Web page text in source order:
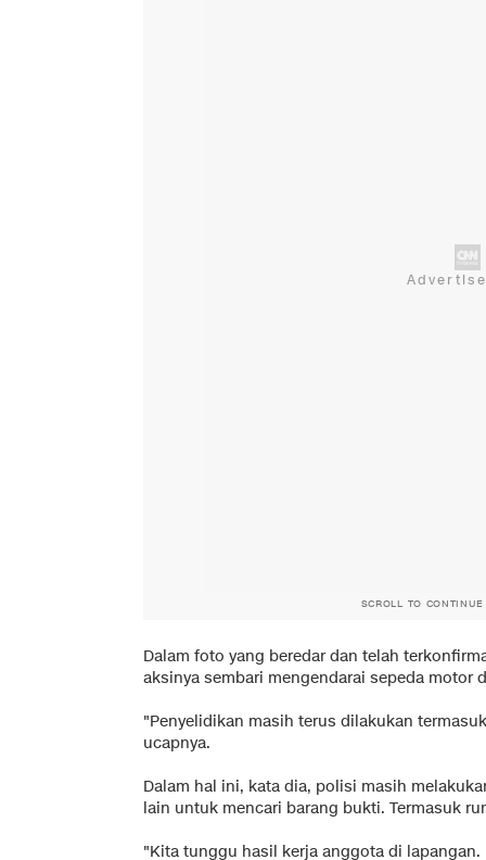
SCROLL TO
Dalam foto yang beredar dan telah
aksinya sembari mengendarai sepeda motor
"Penyelidikan masih terus dilakukan
ucapnya.
Dalam hal ini, kata dia, polisi masih
lain untuk mencari barang bukti. Termasuk
"Kita tunggu hasil kerja anggota di lapangan.